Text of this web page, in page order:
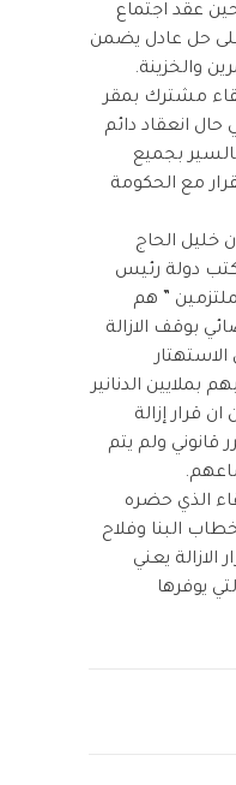
عقد اجتماع
على حل عادل يضمن
والخزينة.
مشترك بمقر
حال انعقاد دائم
بجميع
مع الحكومة
خليل الحاج
دولة رئيس
” هم
بوقف الازالة
بملايين الدنانير
قرار إزالة
قانوني ولم يتم
الذي حضره
البنا وفلاح
الازالة يعني
يوفرها